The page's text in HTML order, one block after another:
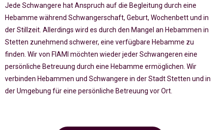
Jede Schwangere hat Anspruch auf die Begleitung durch eine
Hebamme während Schwangerschaft, Geburt, Wochenbett und in
der Stillzeit. Allerdings wird es durch den Mangel an Hebammen in
Stetten zunehmend schwerer, eine verfügbare Hebamme zu
finden. Wir von FIAMI möchten wieder jeder Schwangeren eine
persönliche Betreuung durch eine Hebamme ermöglichen. Wir
verbinden Hebammen und Schwangere in der Stadt Stetten und in
der Umgebung für eine persönliche Betreuung vor Ort.